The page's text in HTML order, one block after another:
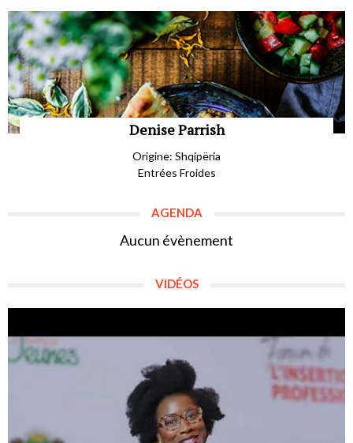
Denise Parrish
Origine: Shqipëria
Entrées Froides
AGENDA
Aucun évènement
VIDÉOS